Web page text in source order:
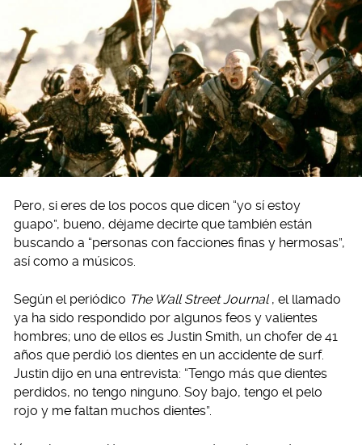
Pero, si eres de los pocos que dicen “yo sí estoy
guapo”, bueno, déjame decirte que también están
buscando a “personas con facciones finas y hermosas”,
así como a músicos.
Según el periódico The Wall Street Journal , el llamado
ya ha sido respondido por algunos feos y valientes
hombres; uno de ellos es Justin Smith, un chofer de 41
años que perdió los dientes en un accidente de surf.
Justin dijo en una entrevista: “Tengo más que dientes
perdidos, no tengo ninguno. Soy bajo, tengo el pelo
rojo y me faltan muchos dientes”.